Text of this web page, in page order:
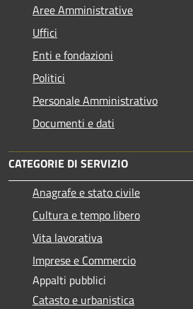
Aree Amministrative
Uffici
Enti e fondazioni
Politici
Personale Amministrativo
Documenti e dati
CATEGORIE DI SERVIZIO
Anagrafe e stato civile
Cultura e tempo libero
Vita lavorativa
Imprese e Commercio
Appalti pubblici
Catasto e urbanistica